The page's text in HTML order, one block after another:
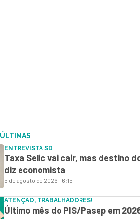
ÚLTIMAS
ENTREVISTA SD
Taxa Selic vai cair, mas destino
diz economista
5 de agosto de 2026 - 6:15
ATENÇÃO, TRABALHADORES!
Último mês do PIS/Pasep em